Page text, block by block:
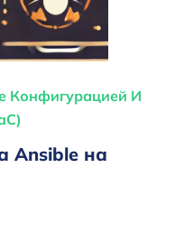
Конфигурацией И
Ansible на